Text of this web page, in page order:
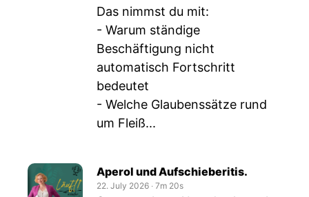
Das nimmst du mit:
- Warum ständige
Beschäftigung nicht
automatisch Fortschritt
bedeutet
- Welche Glaubenssätze rund
um Fleiß...
Aperol und Aufschieberitis.
22. July 2026 ‧ 7m 20s